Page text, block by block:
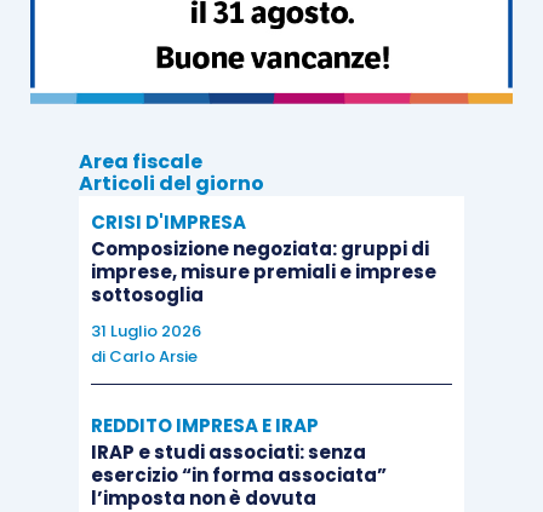
dal Tribunale, la Corte d’appello ne aveva
espressamente riportato le affermazioni relative
alla non condivisione delle osservazioni esposte
difesa degli enti,
descrizione dell’equivalenza dei modelli ISO 9001
ai modelli di organizzazione e gestione previsti
dal D.Lgs. 231/2001.
Secondo quanto si ricava dalla sentenza,
l’impossibilità di equiparare i modelli qualità e i
modelli 231 deriva in conclusione dalla
finalità delle due fattispeciee nella mancata
individuazione, nel primo, degli illeciti da
Area fiscale
Articoli del giorno
CRISI D'IMPRESA
Composizione negoziata: gruppi di
imprese, misure premiali e imprese
sottosoglia
31 Luglio 2026
di Carlo Arsie
REDDITO IMPRESA E IRAP
IRAP e studi associati: senza
esercizio “in forma associata”
l’imposta non è dovuta